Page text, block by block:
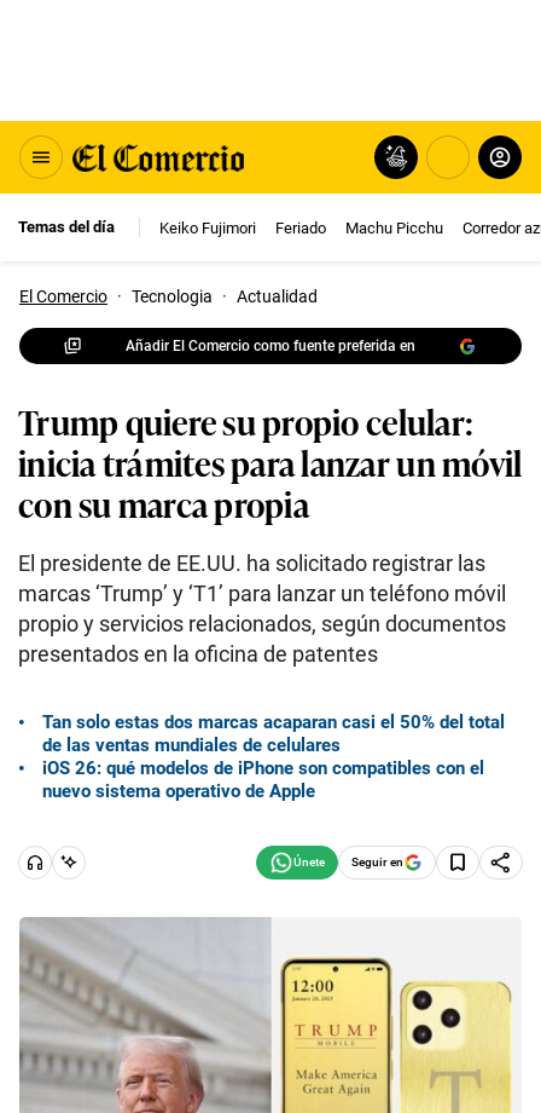
Temas del día Keiko Fujimori Feriado Machu Picchu Corredor
El Comercio · Tecnologia · Actualidad
Añadir El Comercio como fuente preferida en
Trump quiere su propio celular:
inicia trámites para lanzar un móvil
con su marca propia
El presidente de EE.UU. ha solicitado registrar las
marcas ‘Trump’ y ‘T1’ para lanzar un teléfono móvil
propio y servicios relacionados, según documentos
presentados en la oficina de patentes
Tan solo estas dos marcas acaparan casi el 50% del total
de las ventas mundiales de celulares
iOS 26: qué modelos de iPhone son compatibles con el
nuevo sistema operativo de Apple
Seguir en